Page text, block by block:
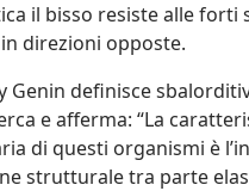
il bisso resiste alle forti
in direzioni opposte.
Genin definisce
e afferma: “La
di questi organismi è
strutturale tra parte